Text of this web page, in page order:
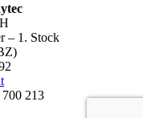
– 1. Stock
213